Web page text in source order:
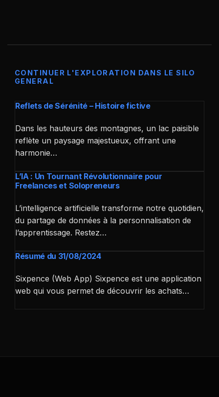
CONTINUER L'EXPLORATION DANS LE SILO
GENERAL
Reflets de Sérénité – Histoire fictive
Dans les hauteurs des montagnes, un lac paisible
reflète un paysage majestueux, offrant une
harmonie…
L’IA : Un Tournant Révolutionnaire pour
Freelances et Solopreneurs
L’intelligence artificielle transforme notre quotidien,
du partage de données à la personnalisation de
l’apprentissage. Restez…
Résumé du 31/08/2024
Sixpence (Web App) Sixpence est une application
web qui vous permet de découvrir les achats…